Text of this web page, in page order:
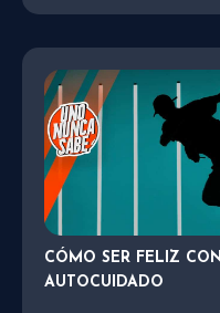
CÓMO SER FELIZ
AUTOCUIDADO